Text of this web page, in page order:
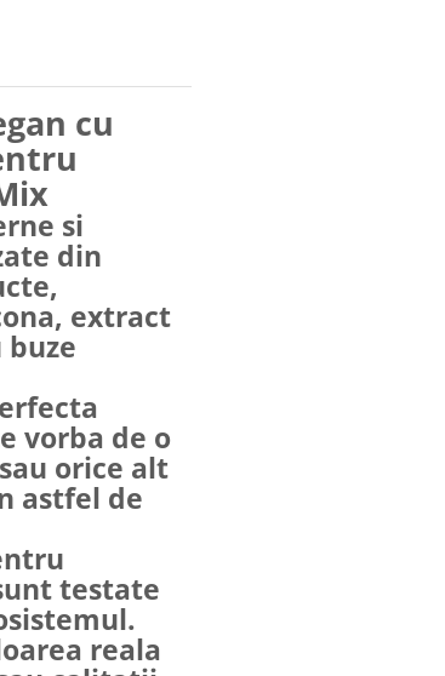
cu
si
din
extract
vorba de o
orice alt
astfel de
testate
reala